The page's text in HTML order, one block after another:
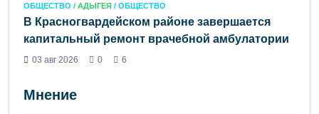
ОБЩЕСТВО / АДЫГЕЯ / ОБЩЕСТВО
В Красногвардейском районе завершается
капитальный ремонт врачебной амбулатории
03 авг 2026 0 6
Мнение